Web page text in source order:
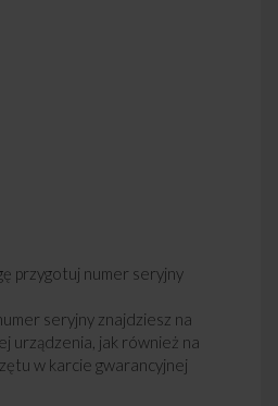
przygotuj numer seryjny
seryjny znajdziesz na
urządzenia, jak również na
w karcie gwarancyjnej